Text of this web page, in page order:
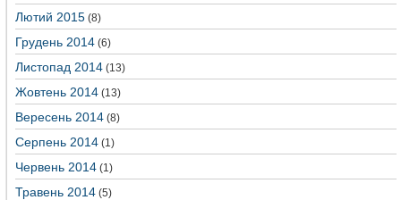
Лютий 2015 (8)
Грудень 2014 (6)
Листопад 2014 (13)
Жовтень 2014 (13)
Вересень 2014 (8)
Серпень 2014 (1)
Червень 2014 (1)
Травень 2014 (5)